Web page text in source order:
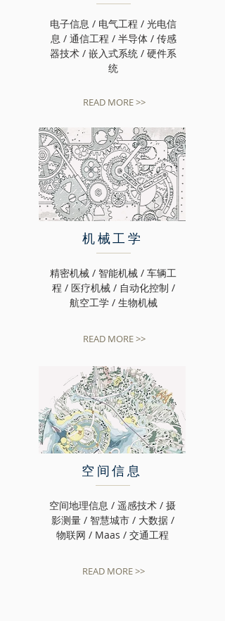
电子信息 / 电气工程 / 光电信
息 / 通信工程 / 半导体 / 传感
器技术 / 嵌入式系统 / 硬件系
统
READ MORE >>
机械工学
精密机械 / 智能机械 / 车辆工
程 / 医疗机械 / 自动化控制 /
航空工学 / 生物机械
READ MORE >>
空间信息
空间地理信息 / 遥感技术 / 摄
影测量 / 智慧城市 / 大数据 /
物联网 / Maas / 交通工程
READ MORE >>